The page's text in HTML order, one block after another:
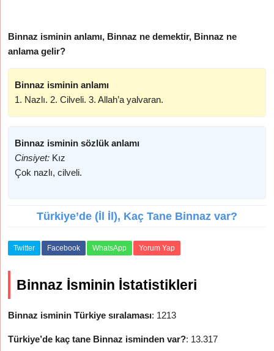
Binnaz isminin anlamı, Binnaz ne demektir, Binnaz ne
anlama gelir?
Binnaz isminin anlamı
1. Nazlı. 2. Cilveli. 3. Allah’a yalvaran.
Binnaz isminin sözlük anlamı
Cinsiyet: Kız
Çok nazlı, cilveli.
Türkiye’de (İl İl), Kaç Tane Binnaz var?
Twitter Facebook WhatsApp Yorum Yap
Binnaz İsminin İstatistikleri
Binnaz isminin Türkiye sıralaması: 1213
Türkiye’de kaç tane Binnaz isminden var?: 13.317